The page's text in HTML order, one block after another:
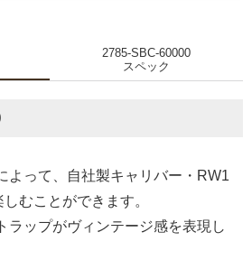
2785-SBC-60000
スペック
よって、自社製キャリバー・RW1
むことができます。
ラップがヴィンテージ感を表現し